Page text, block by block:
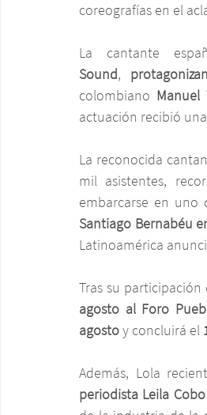
coreografías en el
La cantante
Sound,
colombiano Manuel
actuación recibió
La reconocida
mil asistentes,
embarcarse en uno
Santiago Bernabéu
Latinoamérica
Tras su
agosto al Foro
agosto y concluirá el
Además, Lola
periodista Leila Cobo